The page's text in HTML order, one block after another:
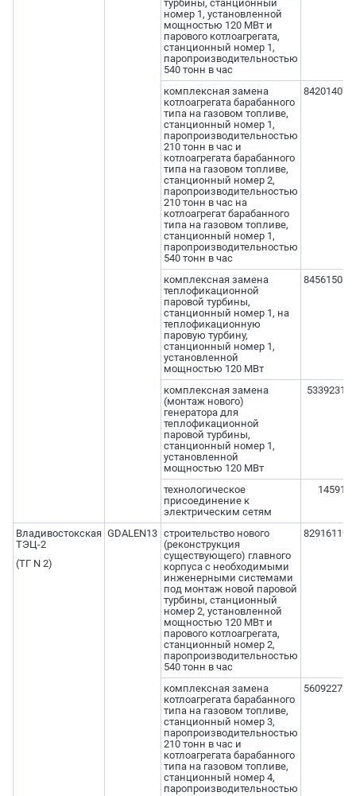
турбины, станционный
номер 1, установленной
мощностью 120 МВт и
парового котлоагрегата,
станционный номер 1,
паропроизводительностью
540 тонн в час
комплексная замена
котлоагрегата барабанного
типа на газовом топливе,
станционный номер 1,
паропроизводительностью
210 тонн в час и
котлоагрегата барабанного
типа на газовом топливе,
станционный номер 2,
паропроизводительностью
210 тонн в час на
котлоагрегат барабанного
типа на газовом топливе,
станционный номер 1,
паропроизводительностью
540 тонн в час
комплексная замена
теплофикационной
паровой турбины,
станционный номер 1, на
теплофикационную
паровую турбину,
станционный номер 1,
установленной
мощностью 120 МВт
комплексная замена
(монтаж нового)
генератора для
теплофикационной
паровой турбины,
станционный номер 1,
установленной
мощностью 120 МВт
технологическое
присоединение к
электрическим сетям
Владивостокская
ТЭЦ-2
(ТГ N 2)
GDALEN13 строительство нового
(реконструкция
существующего) главного
корпуса с необходимыми
инженерными системами
под монтаж новой паровой
турбины, станционный
номер 2, установленной
мощностью 120 МВт и
парового котлоагрегата,
станционный номер 2,
паропроизводительностью
540 тонн в час
комплексная замена
котлоагрегата барабанного
типа на газовом топливе,
станционный номер 3,
паропроизводительностью
210 тонн в час и
котлоагрегата барабанного
типа на газовом топливе,
станционный номер 4,
паропроизводительностью